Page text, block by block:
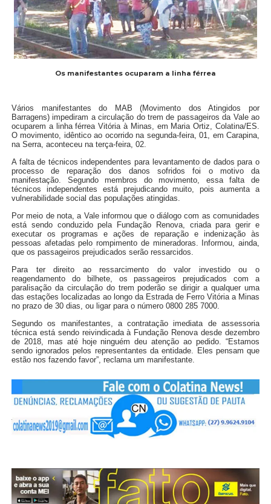
Os manifestantes ocuparam a linha férrea
Vários manifestantes do MAB (Movimento dos Atingidos por
Barragens) impediram a circulação do trem de passageiros da Vale ao
ocuparem a linha férrea Vitória à Minas, em Maria Ortiz, Colatina/ES.
O movimento, idêntico ao ocorrido na segunda-feira, 01, em Carapina,
na Serra, aconteceu na terça-feira, 02.
A falta de técnicos independentes para levantamento de dados para o
processo de reparação dos danos sofridos foi o motivo da
manifestação. Segundo membros do movimento, essa falta de
técnicos independentes está prejudicando muito, pois aumenta a
vulnerabilidade social das populações atingidas.
Por meio de nota, a Vale informou que o diálogo com as comunidades
está sendo conduzido pela Fundação Renova, criada para gerir e
executar os programas e ações de reparação e indenização às
pessoas afetadas pelo rompimento de mineradoras. Informou, ainda,
que os passageiros prejudicados serão ressarcidos.
Para ter direito ao ressarcimento do valor investido ou o
reagendamento do bilhete, os passageiros prejudicados com a
paralisação da circulação do trem poderão se dirigir a qualquer uma
das estações localizadas ao longo da Estrada de Ferro Vitória a Minas
no prazo de 30 dias, ou ligar para o número 0800 285 7000.
Segundo os manifestantes, a contratação imediata de assessoria
técnica está sendo reivindicada à Fundação Renova desde dezembro
de 2018, mas até hoje ninguém deu atenção ao pedido. “Estamos
sendo ignorados pelos representantes da entidade. Eles pensam que
estão nos fazendo favor”, reclama um manifestante.